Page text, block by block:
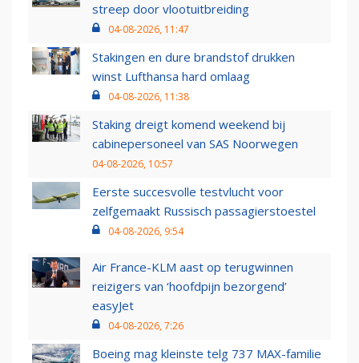
streep door vlootuitbreiding
04-08-2026, 11:47
Stakingen en dure brandstof drukken
winst Lufthansa hard omlaag
04-08-2026, 11:38
Staking dreigt komend weekend bij
cabinepersoneel van SAS Noorwegen
04-08-2026, 10:57
Eerste succesvolle testvlucht voor
zelfgemaakt Russisch passagierstoestel
04-08-2026, 9:54
Air France-KLM aast op terugwinnen
reizigers van ‘hoofdpijn bezorgend’
easyJet
04-08-2026, 7:26
Boeing mag kleinste telg 737 MAX-familie